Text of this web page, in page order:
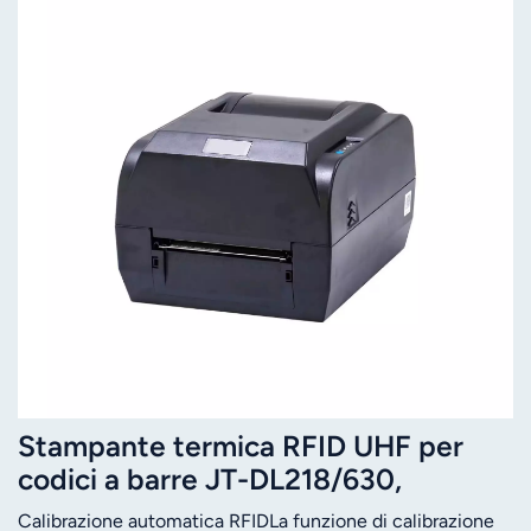
Stampante termica RFID UHF per
codici a barre JT-DL218/630,
risoluzione 203/300 DPI
Calibrazione automatica RFIDLa funzione di calibrazione